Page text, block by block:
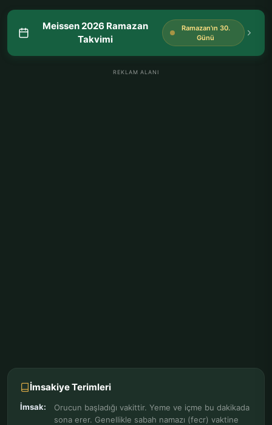
Meissen 2026 Ramazan
Takvimi
Ramazan'ın 30.
Günü
REKLAM ALANI
İmsakiye Terimleri
İmsak:
Orucun başladığı vakittir. Yeme ve içme bu dakikada
sona erer. Genellikle sabah namazı (fecr) vaktine